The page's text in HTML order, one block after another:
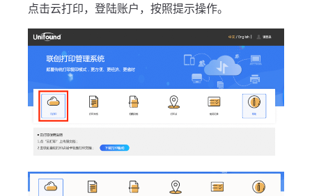
点击云打印，登陆账户，按照提示操作。